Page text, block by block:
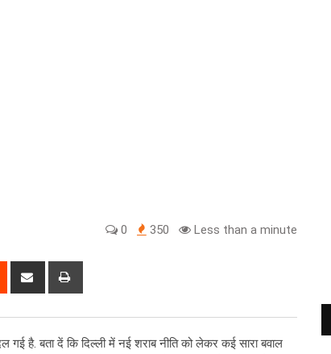
0 350 Less than a minute
Reddit
Share
गई है. बता दें कि दिल्ली में नई शराब नीति को लेकर कई सारा बवाल